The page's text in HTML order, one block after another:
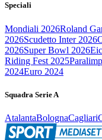
Speciali
Mondiali 2026Roland
2026Scudetto Inter 2026
2026Super Bowl 2026
Riding Fest 2025
2024Euro 2024
Squadra Serie A
AtalantaBolognaCagliari